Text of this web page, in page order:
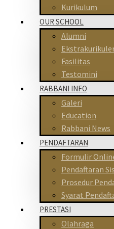
Kurikulum
OUR SCHOOL
Alumni
Fasilitas
Testomini
RABBANI INFO
Galeri
Education
Rabbani News
PENDAFTARAN
Formulir
Pendaftaran
Prosedur
Syarat
PRESTASI
Olahraga